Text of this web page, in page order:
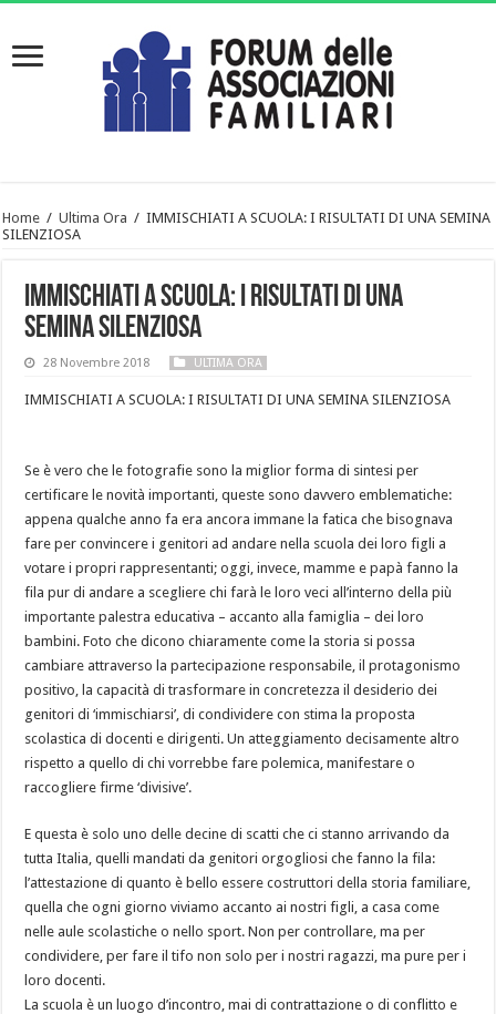
Home / Ultima Ora / IMMISCHIATI A SCUOLA: I RISULTATI DI UNA SEMINA
SILENZIOSA
IMMISCHIATI A SCUOLA: I RISULTATI DI UNA
SEMINA SILENZIOSA
28 Novembre 2018 ULTIMA ORA
IMMISCHIATI A SCUOLA: I RISULTATI DI UNA SEMINA SILENZIOSA
Se è vero che le fotografie sono la miglior forma di sintesi per
certificare le novità importanti, queste sono davvero emblematiche:
appena qualche anno fa era ancora immane la fatica che bisognava
fare per convincere i genitori ad andare nella scuola dei loro figli a
votare i propri rappresentanti; oggi, invece, mamme e papà fanno la
fila pur di andare a scegliere chi farà le loro veci all’interno della più
importante palestra educativa – accanto alla famiglia – dei loro
bambini. Foto che dicono chiaramente come la storia si possa
cambiare attraverso la partecipazione responsabile, il protagonismo
positivo, la capacità di trasformare in concretezza il desiderio dei
genitori di ‘immischiarsi’, di condividere con stima la proposta
scolastica di docenti e dirigenti. Un atteggiamento decisamente altro
rispetto a quello di chi vorrebbe fare polemica, manifestare o
raccogliere firme ‘divisive’.
E questa è solo uno delle decine di scatti che ci stanno arrivando da
tutta Italia, quelli mandati da genitori orgogliosi che fanno la fila:
l’attestazione di quanto è bello essere costruttori della storia familiare,
quella che ogni giorno viviamo accanto ai nostri figli, a casa come
nelle aule scolastiche o nello sport. Non per controllare, ma per
condividere, per fare il tifo non solo per i nostri ragazzi, ma pure per i
loro docenti.
La scuola è un luogo d’incontro, mai di contrattazione o di conflitto e